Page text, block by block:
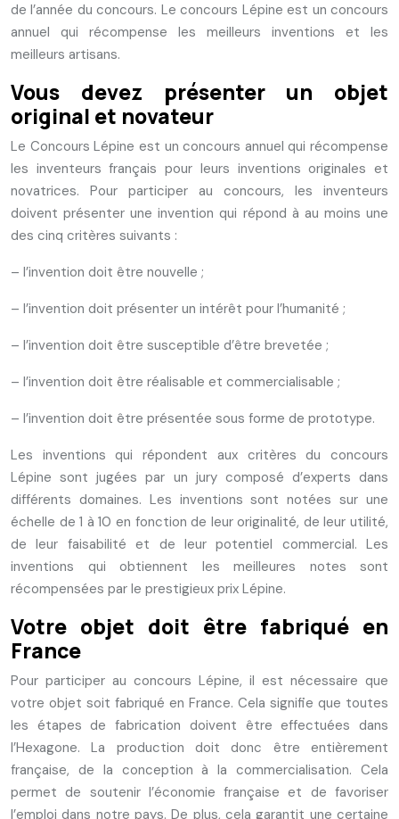
de l’année du concours. Le concours Lépine est un concours
annuel qui récompense les meilleurs inventions et les
meilleurs artisans.
Vous devez présenter un objet
original et novateur
Le Concours Lépine est un concours annuel qui récompense
les inventeurs français pour leurs inventions originales et
novatrices. Pour participer au concours, les inventeurs
doivent présenter une invention qui répond à au moins une
des cinq critères suivants :
– l’invention doit être nouvelle ;
– l’invention doit présenter un intérêt pour l’humanité ;
– l’invention doit être susceptible d’être brevetée ;
– l’invention doit être réalisable et commercialisable ;
– l’invention doit être présentée sous forme de prototype.
Les inventions qui répondent aux critères du concours
Lépine sont jugées par un jury composé d’experts dans
différents domaines. Les inventions sont notées sur une
échelle de 1 à 10 en fonction de leur originalité, de leur utilité,
de leur faisabilité et de leur potentiel commercial. Les
inventions qui obtiennent les meilleures notes sont
récompensées par le prestigieux prix Lépine.
Votre objet doit être fabriqué en
France
Pour participer au concours Lépine, il est nécessaire que
votre objet soit fabriqué en France. Cela signifie que toutes
les étapes de fabrication doivent être effectuées dans
l’Hexagone. La production doit donc être entièrement
française, de la conception à la commercialisation. Cela
permet de soutenir l’économie française et de favoriser
l’emploi dans notre pays. De plus, cela garantit une certaine